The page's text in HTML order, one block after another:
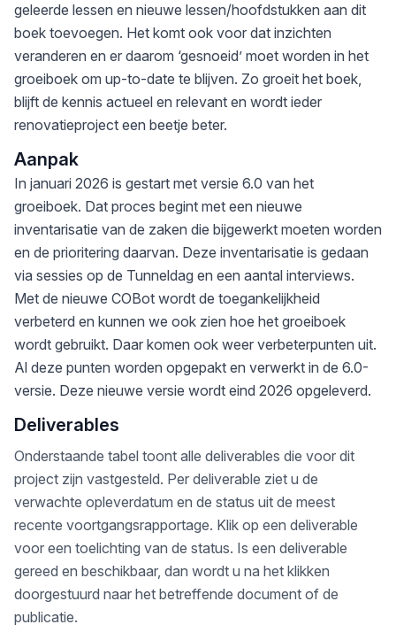
geleerde lessen en nieuwe lessen/hoofdstukken aan dit
boek toevoegen. Het komt ook voor dat inzichten
veranderen en er daarom ‘gesnoeid’ moet worden in het
groeiboek om up-to-date te blijven. Zo groeit het boek,
blijft de kennis actueel en relevant en wordt ieder
renovatieproject een beetje beter.
Aanpak
In januari 2026 is gestart met versie 6.0 van het
groeiboek. Dat proces begint met een nieuwe
inventarisatie van de zaken die bijgewerkt moeten worden
en de prioritering daarvan. Deze inventarisatie is gedaan
via sessies op de Tunneldag en een aantal interviews.
Met de nieuwe COBot wordt de toegankelijkheid
verbeterd en kunnen we ook zien hoe het groeiboek
wordt gebruikt. Daar komen ook weer verbeterpunten uit.
Al deze punten worden opgepakt en verwerkt in de 6.0-
versie. Deze nieuwe versie wordt eind 2026 opgeleverd.
Deliverables
Onderstaande tabel toont alle deliverables die voor dit
project zijn vastgesteld. Per deliverable ziet u de
verwachte opleverdatum en de status uit de meest
recente voortgangsrapportage. Klik op een deliverable
voor een toelichting van de status. Is een deliverable
gereed en beschikbaar, dan wordt u na het klikken
doorgestuurd naar het betreffende document of de
publicatie.